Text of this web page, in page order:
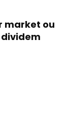
market ou